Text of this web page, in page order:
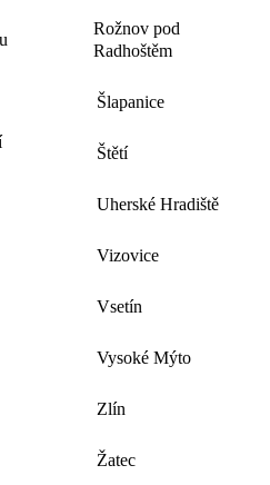
Rožnov pod
Radhoštěm
Šlapanice
Štětí
Uherské Hradiště
Vizovice
Vsetín
Vysoké Mýto
Zlín
Žatec